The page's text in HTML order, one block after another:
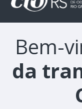
Bem-
da